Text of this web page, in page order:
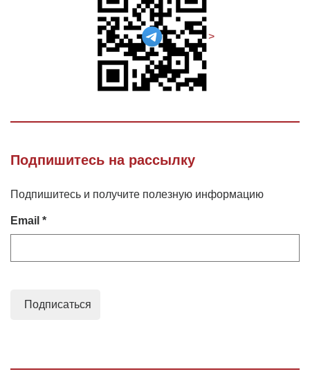
>
Подпишитесь на рассылку
Подпишитесь и получите полезную информацию
Email *